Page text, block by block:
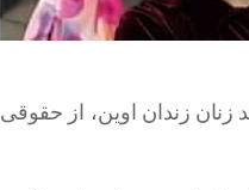
زندان اوین، از حقوقی